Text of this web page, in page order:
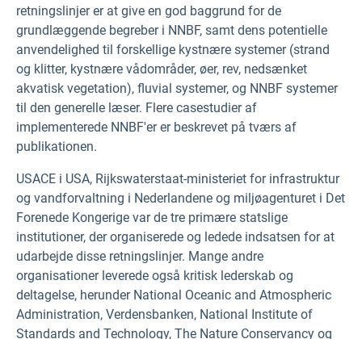
retningslinjer er at give en god baggrund for de
grundlæggende begreber i NNBF, samt dens potentielle
anvendelighed til forskellige kystnære systemer (strand
og klitter, kystnære vådområder, øer, rev, nedsænket
akvatisk vegetation), fluvial systemer, og NNBF systemer
til den generelle læser. Flere casestudier af
implementerede NNBF'er er beskrevet på tværs af
publikationen.
USACE i USA, Rijkswaterstaat-ministeriet for infrastruktur
og vandforvaltning i Nederlandene og miljøagenturet i Det
Forenede Kongerige var de tre primære statslige
institutioner, der organiserede og ledede indsatsen for at
udarbejde disse retningslinjer. Mange andre
organisationer leverede også kritisk lederskab og
deltagelse, herunder National Oceanic and Atmospheric
Administration, Verdensbanken, National Institute of
Standards and Technology, The Nature Conservancy og